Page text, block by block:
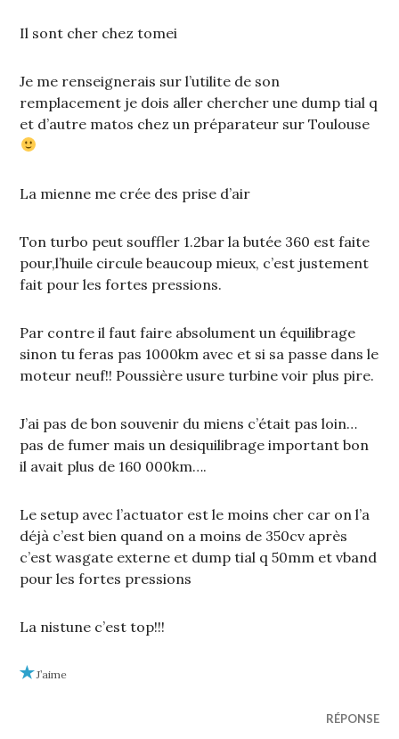
Il sont cher chez tomei
Je me renseignerais sur l’utilite de son
remplacement je dois aller chercher une dump tial q
et d’autre matos chez un préparateur sur Toulouse
La mienne me crée des prise d’air
Ton turbo peut souffler 1.2bar la butée 360 est faite
pour,l’huile circule beaucoup mieux, c’est justement
fait pour les fortes pressions.
Par contre il faut faire absolument un équilibrage
sinon tu feras pas 1000km avec et si sa passe dans le
moteur neuf!! Poussière usure turbine voir plus pire.
J’ai pas de bon souvenir du miens c’était pas loin…
pas de fumer mais un desiquilibrage important bon
il avait plus de 160 000km….
Le setup avec l’actuator est le moins cher car on l’a
déjà c’est bien quand on a moins de 350cv après
c’est wasgate externe et dump tial q 50mm et vband
pour les fortes pressions
La nistune c’est top!!!
J’aime
RÉPONSE